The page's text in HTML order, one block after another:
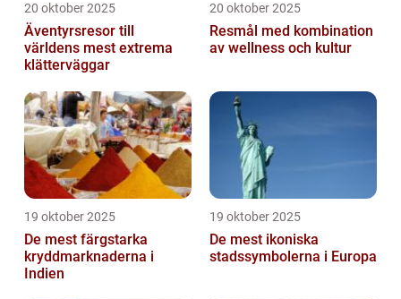
20 oktober 2025
Äventyrsresor till
världens mest extrema
klätterväggar
20 oktober 2025
Resmål med kombination
av wellness och kultur
19 oktober 2025
De mest färgstarka
kryddmarknaderna i
Indien
19 oktober 2025
De mest ikoniska
stadssymbolerna i Europa